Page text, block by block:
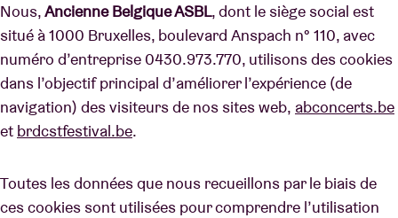
Infos visiteurs
AB ❤ you
Location de salles
Nous,Ancienne Belgique ASBL, dont le siège social est
situé à 1000 Bruxelles, boulevard Anspach n° 110, avec
numéro d’entreprise 0430.973.770, utilisons des cookies
dans l’objectif principal d’améliorer l’expérience (de
navigation) des visiteurs de nos sites web, abconcerts.be
et brdcstfestival.be.
Toutes les données que nous recueillons par le biais de
ces cookies sont utilisées pour comprendre l’utilisation